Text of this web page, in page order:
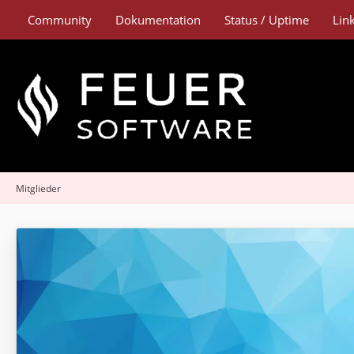
Community Dokumentation Status / Uptime
Mitglieder